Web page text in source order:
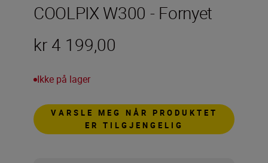
COOLPIX W300 - Fornyet
kr 4 199,00
Ikke på lager
VARSLE MEG NÅR PRODUKTET
ER TILGJENGELIG